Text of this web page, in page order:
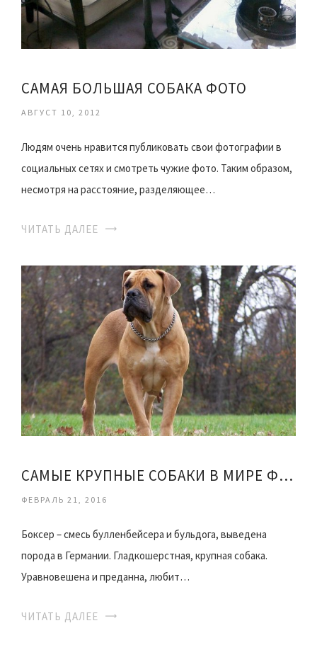
САМАЯ БОЛЬШАЯ СОБАКА ФОТО
АВГУСТ 10, 2012
Людям очень нравится публиковать свои фотографии в
социальных сетях и смотреть чужие фото. Таким образом,
несмотря на расстояние, разделяющее…
ЧИТАТЬ ДАЛЕЕ
САМЫЕ КРУПНЫЕ СОБАКИ В МИРЕ ФОТО
ФЕВРАЛЬ 21, 2016
Боксер – смесь булленбейсера и бульдога, выведена
порода в Германии. Гладкошерстная, крупная собака.
Уравновешена и преданна, любит…
ЧИТАТЬ ДАЛЕЕ